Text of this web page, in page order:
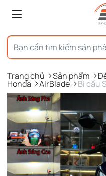
Trang chủ Sản phẩm
Honda AirBlade Bi cầu